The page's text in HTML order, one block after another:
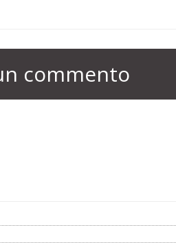
commento